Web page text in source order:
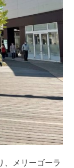
、メリーゴーラ